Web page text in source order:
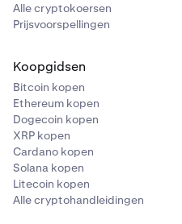
Alle cryptokoersen
Prijsvoorspellingen
Koopgidsen
Bitcoin kopen
Ethereum kopen
Dogecoin kopen
XRP kopen
Cardano kopen
Solana kopen
Litecoin kopen
Alle cryptohandleidingen